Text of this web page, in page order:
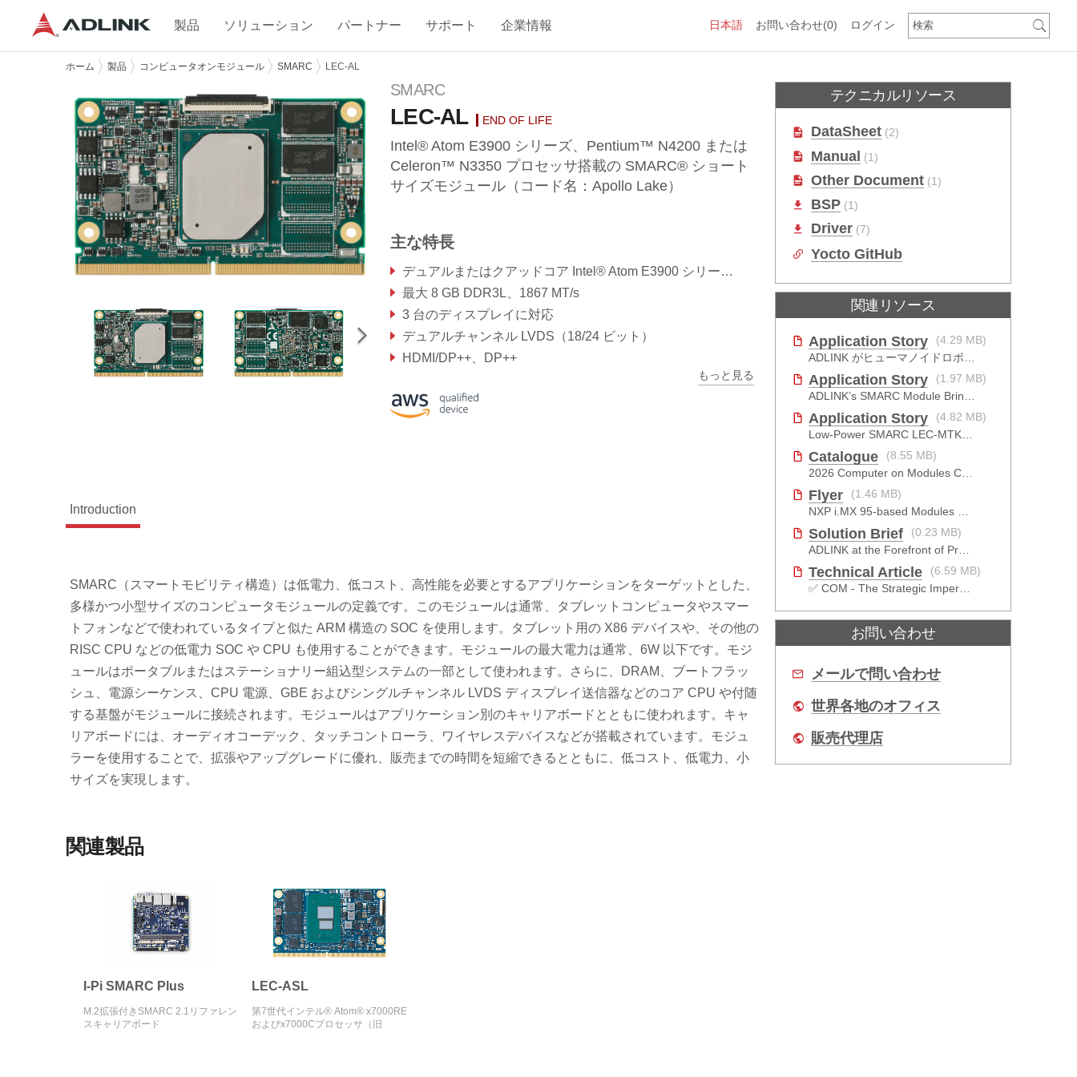
お問い合わせ(0)
日本語 ログイン
製品 ソリューション パートナー サポート 企業情報
ホーム 製品 コンピュータオンモジュール SMARC LEC-AL
SMARC
LEC-AL END OF LIFE
Intel® Atom E3900 シリーズ、Pentium™ N4200 または
Celeron™ N3350 プロセッサ搭載の SMARC® ショート
サイズモジュール（コード名：Apollo Lake）
主な特長
デュアルまたはクアッドコア Intel® Atom E3900 シリーズまたは Pentium™ N4200 または Celeron™ N3350 プロセッサ SoC
最大 8 GB DDR3L、1867 MT/s
3 台のディスプレイに対応
デュアルチャンネル LVDS（18/24 ビット）
HDMI/DP++、DP++
もっと見る
Introduction
SMARC（スマートモビリティ構造）は低電力、低コスト、高性能を必要とするアプリケーションをターゲットとした、
多様かつ小型サイズのコンピュータモジュールの定義です。このモジュールは通常、タブレットコンピュータやスマー
トフォンなどで使われているタイプと似た ARM 構造の SOC を使用します。タブレット用の X86 デバイスや、その他の
RISC CPU などの低電力 SOC や CPU も使用することができます。モジュールの最大電力は通常、6W 以下です。モジ
ュールはポータブルまたはステーショナリー組込型システムの一部として使われます。さらに、DRAM、ブートフラッ
シュ、電源シーケンス、CPU 電源、GBE およびシングルチャンネル LVDS ディスプレイ送信器などのコア CPU や付随
する基盤がモジュールに接続されます。モジュールはアプリケーション別のキャリアボードとともに使われます。キャ
リアボードには、オーディオコーデック、タッチコントローラ、ワイヤレスデバイスなどが搭載されています。モジュ
ラーを使用することで、拡張やアップグレードに優れ、販売までの時間を短縮できるとともに、低コスト、低電力、小
サイズを実現します。
関連製品
I-Pi SMARC Plus
M.2拡張付きSMARC 2.1リファレン
スキャリアボード
LEC-ASL
第7世代インテル® Atom® x7000RE
およびx7000Cプロセッサ（旧
テクニカルリソース
DataSheet (2)
Manual (1)
Other Document (1)
BSP (1)
Driver (7)
Yocto GitHub
関連リソース
Application Story
(4.29 MB)
ADLINK がヒューマノイドロボットの新たな飛躍をどのように推進したか
Application Story
(1.97 MB)
ADLINK’s SMARC Module Brings Increased Customization to Automated Fare Boxes
Application Story
(4.82 MB)
Low-Power SMARC LEC-MTK-I1200
Catalogue
(8.55 MB)
2026 Computer on Modules Catalog (COM-HPC, COM Express , SMARC, OSM, Qseven and ETX)
Flyer
(1.46 MB)
NXP i.MX 95-based Modules For The Intelligent Edge
Solution Brief
(0.23 MB)
ADLINK at the Forefront of Project Cassini
Technical Article
(6.59 MB)
✅ COM - The Strategic Imperative
お問い合わせ
メールで問い合わせ
世界各地のオフィス
販売代理店